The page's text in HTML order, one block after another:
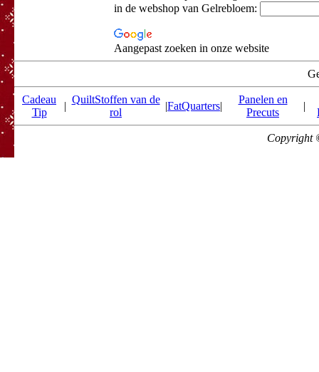
in de webshop van Gelrebloem:
Aangepast zoeken in onze website
Cadeau
Tip
|
QuiltStoffen van de
rol
|FatQuarters|
Panelen en
Precuts
|
Copyright